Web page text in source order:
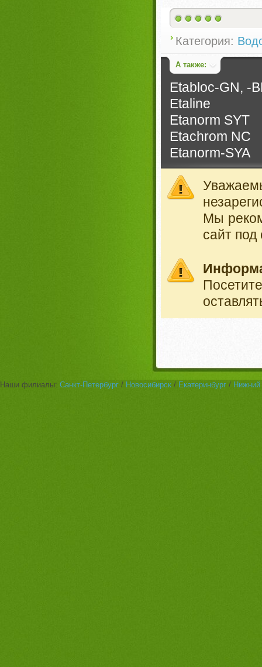
Категория:
А также:
Etabloc-GN, -
Etaline
Etanorm SYT
Etachrom NC
Etanorm-SYA
Мы
сайт
Наши филиалы: Санкт-Петербург / Новосибирск / Екатеринбург / Нижний